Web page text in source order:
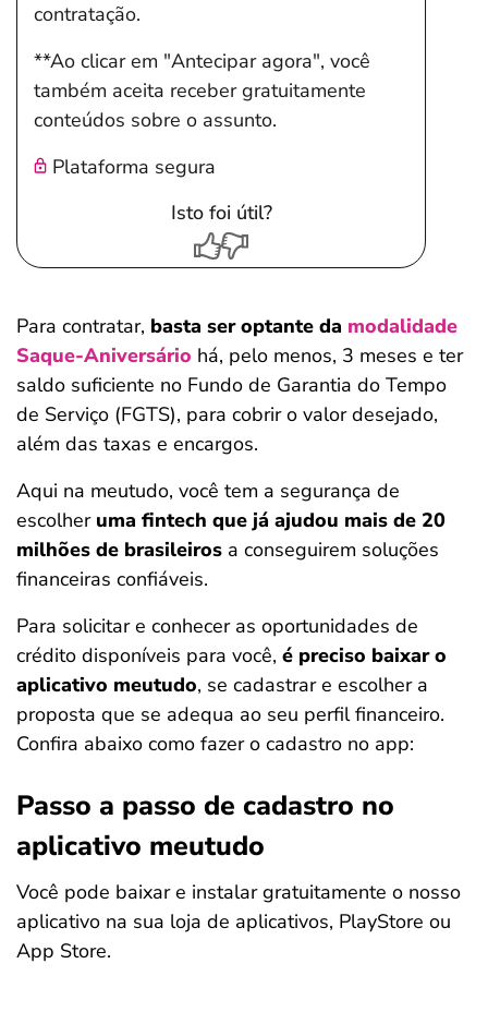
contratação.
**Ao clicar em "Antecipar agora", você
também aceita receber gratuitamente
conteúdos sobre o assunto.
Plataforma segura
Isto foi útil?
Para contratar, basta ser optante da modalidade
Saque-Aniversário há, pelo menos, 3 meses e ter
saldo suficiente no Fundo de Garantia do Tempo
de Serviço (FGTS), para cobrir o valor desejado,
além das taxas e encargos.
Aqui na meutudo, você tem a segurança de
escolher uma fintech que já ajudou mais de 20
milhões de brasileiros a conseguirem soluções
financeiras confiáveis.
Para solicitar e conhecer as oportunidades de
crédito disponíveis para você, é preciso baixar o
aplicativo meutudo, se cadastrar e escolher a
proposta que se adequa ao seu perfil financeiro.
Confira abaixo como fazer o cadastro no app:
Passo a passo de cadastro no
aplicativo meutudo
Você pode baixar e instalar gratuitamente o nosso
aplicativo na sua loja de aplicativos, PlayStore ou
App Store.